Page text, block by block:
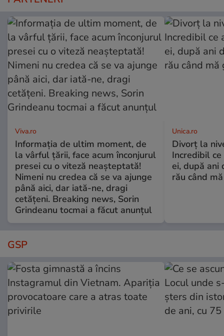
Viva.ro
Informația de ultim moment, de
la vârful țării, face acum înconjurul
presei cu o viteză neașteptată!
Nimeni nu credea că se va ajunge
până aici, dar iată-ne, dragi
cetățeni. Breaking news, Sorin
Grindeanu tocmai a făcut anunțul
Unica.ro
Divorț la
Incredibil
ei, după ani
rău când
GSP